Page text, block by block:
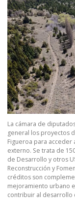
La cámara de
general los proyectos
Figueroa para acceder
externo. Se trata de
de Desarrollo y otros
Reconstrucción y
créditos son
mejoramiento urbano
contribuir al desarrollo